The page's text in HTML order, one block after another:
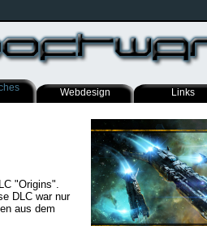
Webdesign Links
"Origins".
DLC war nur
aus dem